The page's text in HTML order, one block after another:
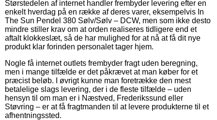
Størstedelen af internet handler frembyder levering efter en
enkelt hverdag på en række af deres varer, eksempelvis In
The Sun Pendel 380 Sølv/Sølv – DCW, men som ikke desto
mindre stiller krav om at orden realiseres tidligere end et
aftalt klokkeslæt, så de har mulighed for at nå at få dit nye
produkt klar forinden personalet tager hjem.
Nogle få internet outlets frembyder fragt uden beregning,
men i mange tilfælde er det påkrævet at man køber for et
præcist beløb. I øvrigt kunne man foretrække den mest
betalelige slags levering, der i de fleste tilfælde – uden
hensyn til om man er i Næstved, Frederikssund eller
Støvring – er at få fragtmanden til at levere produkterne til et
afhentningssted.